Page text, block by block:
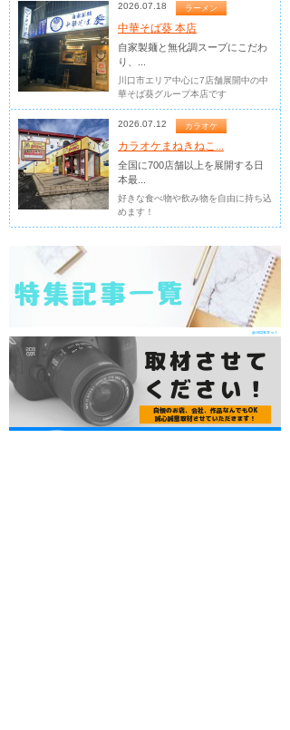
2026.07.18 ラーメン
中華そば葵 本店
自家製麺と無化調スープにこだわ
り、...
川口市エリア中心に7店舗展開中の中
華そば葵グループ本店です
2026.07.12 カラオケ
カラオケまねきねこ...
全国に700店舗以上を展開する日
本最...
好きな食べ物や飲み物を自由に持ち込
めます！